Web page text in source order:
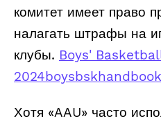
комитет имеет право
налагать штрафы на
клубы. Boys'
Хотя «AAU» часто